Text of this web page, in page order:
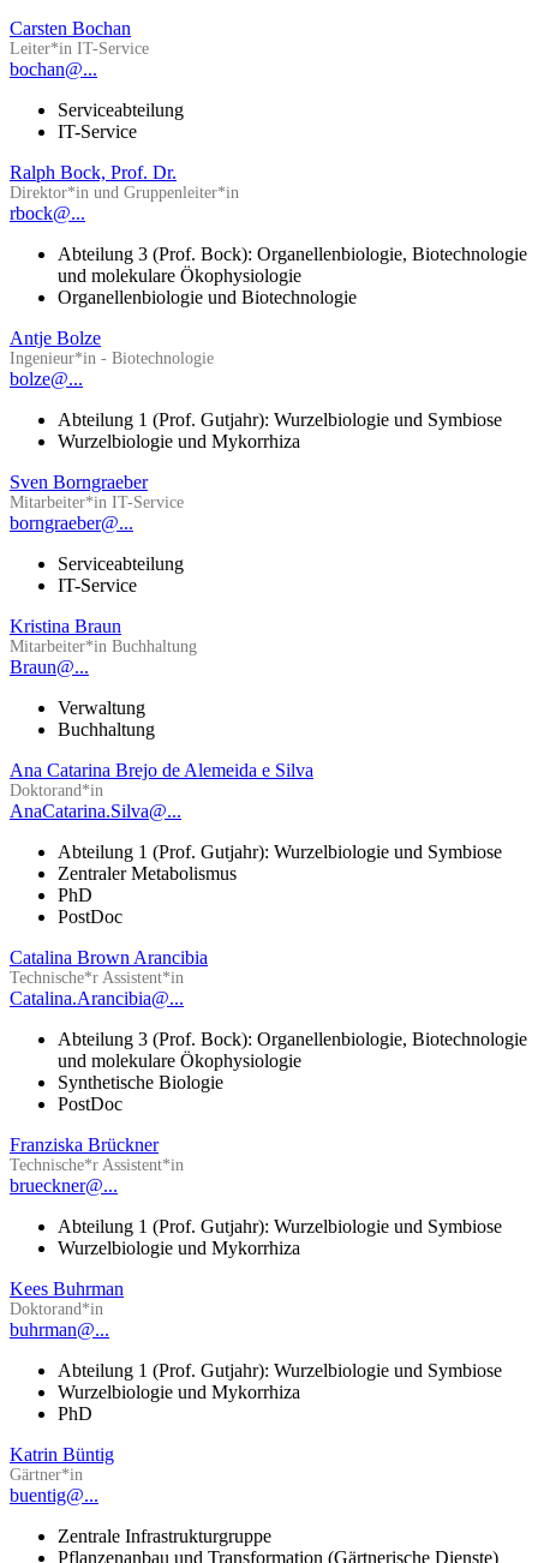
Carsten Bochan
Leiter*in IT-Service
bochan@...
Serviceabteilung
IT-Service
Ralph Bock, Prof. Dr.
Direktor*in und Gruppenleiter*in
rbock@...
Abteilung 3 (Prof. Bock): Organellenbiologie, Biotechnologie
und molekulare Ökophysiologie
Organellenbiologie und Biotechnologie
Antje Bolze
Ingenieur*in - Biotechnologie
bolze@...
Abteilung 1 (Prof. Gutjahr): Wurzelbiologie und Symbiose
Wurzelbiologie und Mykorrhiza
Sven Borngraeber
Mitarbeiter*in IT-Service
borngraeber@...
Serviceabteilung
IT-Service
Kristina Braun
Mitarbeiter*in Buchhaltung
Braun@...
Verwaltung
Buchhaltung
Ana Catarina Brejo de Alemeida e Silva
Doktorand*in
AnaCatarina.Silva@...
Abteilung 1 (Prof. Gutjahr): Wurzelbiologie und Symbiose
Zentraler Metabolismus
PhD
PostDoc
Catalina Brown Arancibia
Technische*r Assistent*in
Catalina.Arancibia@...
Abteilung 3 (Prof. Bock): Organellenbiologie, Biotechnologie
und molekulare Ökophysiologie
Synthetische Biologie
PostDoc
Franziska Brückner
Technische*r Assistent*in
brueckner@...
Abteilung 1 (Prof. Gutjahr): Wurzelbiologie und Symbiose
Wurzelbiologie und Mykorrhiza
Kees Buhrman
Doktorand*in
buhrman@...
Abteilung 1 (Prof. Gutjahr): Wurzelbiologie und Symbiose
Wurzelbiologie und Mykorrhiza
PhD
Katrin Büntig
Gärtner*in
buentig@...
Zentrale Infrastrukturgruppe
Pflanzenanbau und Transformation (Gärtnerische Dienste)